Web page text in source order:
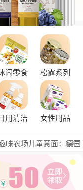
闲零食 松露系列
用清洁 女性用品
更多
新未来
味农场儿童意面：德国
面：健康与美味的完
维亚黑松露的完美邂
了解多少？